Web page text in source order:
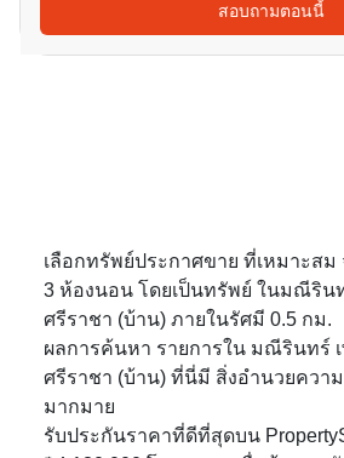
สอบถามตอนนี้
เลือกทรัพย์ประกาศขาย ที่เหมาะส
3 ห้องนอน โดยเป็นทรัพย์ ในมณีริน
ศรีราชา (บ้าน) ภายในรัศมี 0.5 กม.
ผลการค้นหา รายการใน มณีรินทร์ เ
ศรีราชา (บ้าน) ที่นี่มี สิ่งอำนวยควา
มากมาย
รับประกันราคาที่ดีที่สุดบน